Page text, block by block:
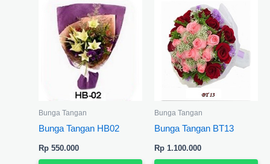
Bunga Tangan
Bunga Tangan HB02
Rp550.000
Bunga Tangan
Bunga Tangan BT13
Rp1.100.000